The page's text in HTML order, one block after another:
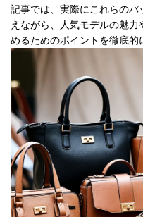
人
気
ラ
キ
ン
グ
新
作
特
集
記事では、実際にこれらの
えながら、人気モデルの魅力
めるためのポイントを徹底的